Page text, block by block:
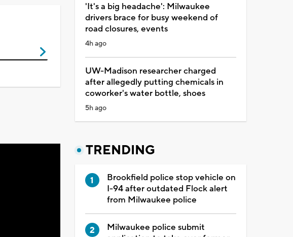
'It's a big headache': Milwaukee
drivers brace for busy weekend of
road closures, events
4h ago
UW-Madison researcher charged
after allegedly putting chemicals in
coworker's water bottle, shoes
5h ago
TRENDING
Brookfield police stop vehicle on
I-94 after outdated Flock alert
from Milwaukee police
Milwaukee police submit